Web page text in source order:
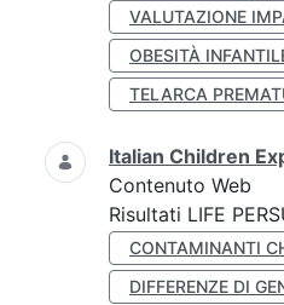
VALUTAZIONE
OBESITÀ
TELARCA
Italian Children
Contenuto Web
Risultati LIFE
CONTAMINANTI
DIFFERENZE DI